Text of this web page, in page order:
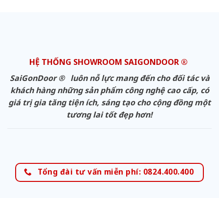
HỆ THỐNG SHOWROOM SAIGONDOOR ®
SaiGonDoor ® luôn nỗ lực mang đến cho đối tác và
khách hàng những sản phẩm công nghệ cao cấp, có
giá trị gia tăng tiện ích, sáng tạo cho cộng đồng một
tương lai tốt đẹp hơn!
Tổng đài tư vấn miễn phí: 0824.400.400